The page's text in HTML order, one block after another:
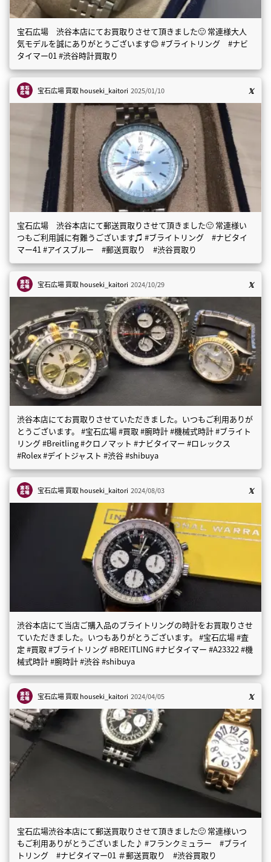
宝石広場 渋谷本店にてお買取りさせて頂きました🙂 常連様大人
気モデルを誠にありがとうございます😊 #ブライトリング #ナビ
タイマー01 #渋谷時計買取り
宝石広場 買取houseki_kaitori 2025/01/10
宝石広場 渋谷本店にて郵送買取りさせて頂きました🙂 常連様い
つもご利用誠に有難うございます♫ #ブライトリング #ナビタイ
マー41 #アイスブルー #郵送買取り #渋谷買取り
宝石広場 買取houseki_kaitori 2024/10/29
渋谷本店にてお買取りさせていただきました。いつもご利用ありが
とうございます。 #宝石広場 #買取 #腕時計 #機械式時計 #ブライト
リング #Breitling #クロノマット #ナビタイマー #ロレックス
#Rolex #デイトジャスト #渋谷 #shibuya
宝石広場 買取houseki_kaitori 2024/08/03
渋谷本店にて当店ご購入品のブライトリングの時計をお買取りさせ
ていただきました。いつもありがとうございます。 #宝石広場 #査
定 #買取 #ブライトリング #BREITLING #ナビタイマー #A23322 #機
械式時計 #腕時計 #渋谷 #shibuya
宝石広場 買取houseki_kaitori 2024/04/05
宝石広場渋谷本店にて郵送買取りさせて頂きました🙂 常連様いつ
もご利用ありがとうございました♪ #フランクミュラー #ブライ
トリング #ナビタイマー01 ＃郵送買取り #渋谷買取り